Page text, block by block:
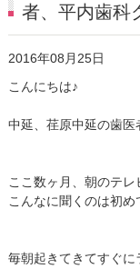
者、平内歯科
2016年08月25日
こんにちは♪
中延、荏原中延の歯
ここ数ヶ月、朝のテ
こんなに聞くのは初め
毎朝起きてきてすぐに